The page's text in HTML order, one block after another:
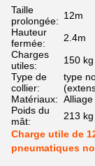
Taille
prolongée: 12m
Hauteur
fermée:
2.4m
Charges
utiles:
150
Type de
collier:
type
Matériaux:
Poids du
mât:
213 kg
Charge utile de
pneumatiques